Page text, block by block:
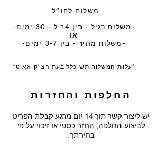
משלוח לחו״ל:
-משלוח רגיל - בין 14 ל - 30 ימים-
או
-משלוח מהיר - בין 3-7 ימים-
*עלות המשלוח תשוכלל בעת הצ׳ק אאוט*
החלפות והחזרות
יש ליצור קשר תוך 14 יום מרגע קבלת הפריט
לביצוע החלפה, החזר כספי או זיכוי על פי
בחירתך.